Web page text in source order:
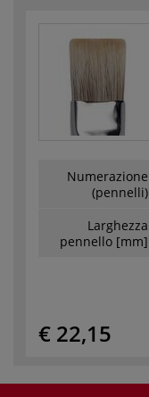
Numerazione
(pennelli)
Larghezza
pennello [mm]
€ 22,15